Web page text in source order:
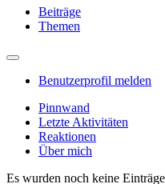
Beiträge
Themen
Benutzerprofil melden
Pinnwand
Letzte Aktivitäten
Reaktionen
Über mich
Es wurden noch keine